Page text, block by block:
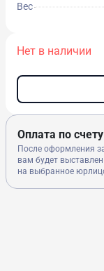
Вес
Нет в наличии
Оплата по счету
После оформления
вам будет выставлен
на выбранное